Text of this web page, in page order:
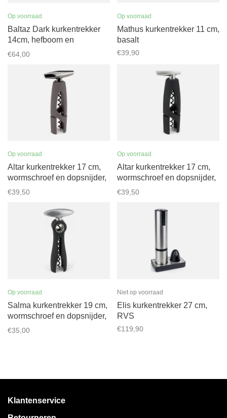
Op voorraad
Baltaz Dark kurkentrekker
14cm, hefboom en
dopsnijder, zwart
€64,00
Op voorraad
Mathus kurkentrekker 11 cm,
basalt
€39,90
Op voorraad
Altar kurkentrekker 17 cm,
wormschroef en dopsnijder,
basalt
€39,50
Op voorraad
Altar kurkentrekker 17 cm,
wormschroef en dopsnijder,
zwart
€39,50
Op voorraad
Salma kurkentrekker 19 cm,
wormschroef en dopsnijder,
zwart
€35,00
Niet op voorraad
Elis kurkentrekker 27 cm,
RVS
€119,90
Klantenservice